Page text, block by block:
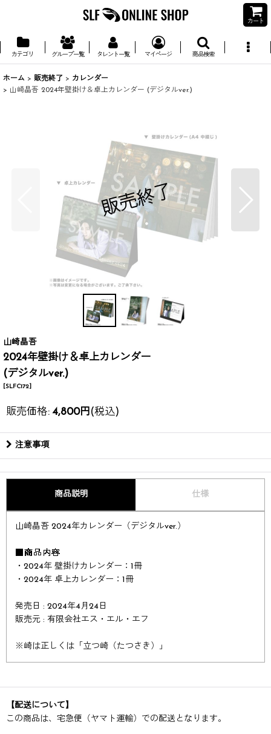
カート
カテゴリ グループ一覧 タレント一覧 マイページ 商品検索
ホーム > 販売終了 > カレンダー
> 山崎晶吾 2024年壁掛け＆卓上カレンダー (デジタルver.)
山崎晶吾
2024年壁掛け＆卓上カレンダー
(デジタルver.)
[SLFC172]
販売価格: 4,800円 (税込)
注意事項
商品説明 仕様
山崎晶吾 2024年カレンダー（デジタルver.）​​
■商品内容
・2024年 壁掛けカレンダー：1冊
・2024年 卓上カレンダー：1冊
発売日 : 2024年4月24日
販売元 : 有限会社エス・エル・エフ
※崎は正しくは「立つ崎（たつさき）」
【配送について】
この商品は、宅急便（ヤマト運輸）での配送となります。